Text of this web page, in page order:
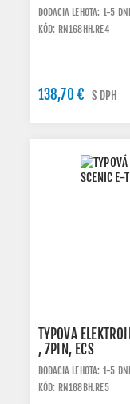
DODACIA LEHOTA: 1-5 DNI
KÓD: RN168HH.RE4
138,70 € S DPH
TYPOVÁ
, 7PIN, ECS
DODACIA LEHOTA: 1-5 DNI
KÓD: RN168BH.RE5